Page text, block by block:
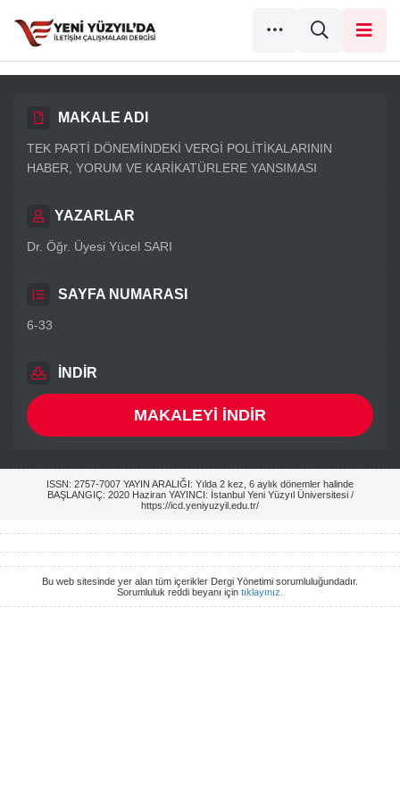
MAKALE ADI
TEK PARTİ DÖNEMİNDEKİ VERGİ POLİTİKALARININ
HABER, YORUM VE KARİKATÜRLERE YANSIMASI
YAZARLAR
Dr. Öğr. Üyesi Yücel SARI
SAYFA NUMARASI
6-33
İNDİR
MAKALEYİ İNDİR
ISSN: 2757-7007 YAYIN ARALIĞI: Yılda 2 kez, 6 aylık dönemler halinde
BAŞLANGIÇ: 2020 Haziran YAYINCI: İstanbul Yeni Yüzyıl Üniversitesi /
https://icd.yeniyuzyil.edu.tr/
Bu web sitesinde yer alan tüm içerikler Dergi Yönetimi sorumluluğundadır.
Sorumluluk reddi beyanı için tıklayınız.